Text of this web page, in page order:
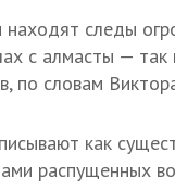
следы
с алмасты —
по словам
как
распущенных